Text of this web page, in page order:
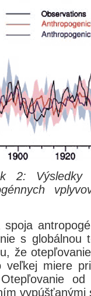
2: Výsledky
spoja
s globálnou
že
veľkej miere
vypúšťanými